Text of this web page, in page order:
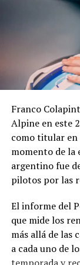
En los
complejidad y
necesario un
modificación
empresa que
La novedad se
continúa
jurídica. El
busca
licitación
La causa, que
Franco
Alpine en este
como titular en
momento de la
argentino fue
pilotos por las
El informe del
que mide los
más allá de las
a cada uno de